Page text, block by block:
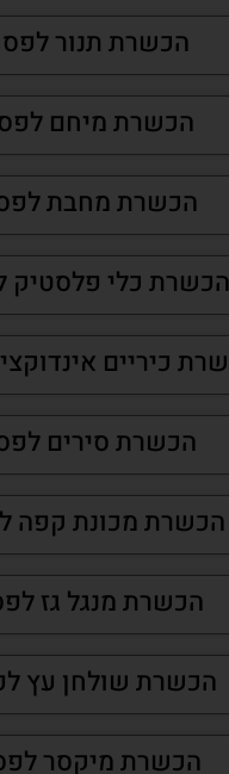
הכשרת תנור
הכשרת מיחם
הכשרת מחבת
הכשרת כלי פלסטיק
כיריים
הכשרת סירים
הכשרת מכונת קפה
הכשרת מנגל גז
הכשרת שולחן עץ
הכשרת מיקסר